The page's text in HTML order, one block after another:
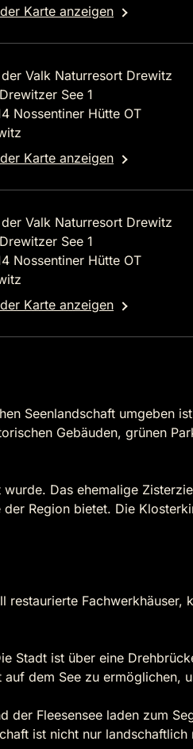
Karte anzeigen
Valk Naturresort Drewitz
See 1
Nossentiner Hütte OT
Karte anzeigen
Valk Naturresort Drewitz
See 1
Nossentiner Hütte OT
Karte anzeigen
Seenlandschaft umgeben
Gebäuden, grünen
Das ehemalige
Region bietet. Die
Fachwerkhäuser,
Stadt ist über eine
dem See zu ermöglichen,
Fleesensee laden zum
ist nicht nur